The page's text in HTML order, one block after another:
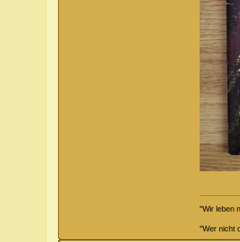
"Wir leben
"Wer nicht